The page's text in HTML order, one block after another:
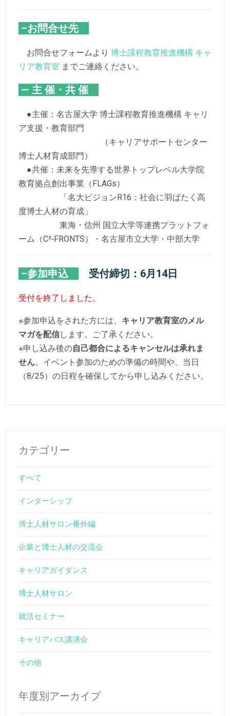
–お問合せ先
お問合せフォームより 博士課程教育推進機構 キャ
リア教育室 までご連絡ください。
— 主 催・共 催
●主催：名古屋大学 博士課程教育推進機構 キャリ
ア支援・教育部門
（キャリアサポートセンター
博士人材育成部門）
●共催：未来を先導する世界トップレベル大学院
教育拠点創出事業（FLAGs）
「名大ビジョンR16：社会に羽ばたく高
度博士人材の育成」
東海・信州 国立大学等連携プラットフォ
ーム（C²‐FRONTS）・名古屋市立大学・中部大学
–参加申込 受付締切：6月14日
受付を終了しました。
※参加申込をされた方には、 キャリア教育室のメル
マガを配信します。ご了承ください。
※申し込み後の自己都合によるキャンセルは承れま
せん。イベント参加のための準備の時間や、当日
（8/25）の日程を確保してから申し込みください。
カテゴリー
すべて
インターシップ
博士人材サロン番外編
企業と博士人材の交流会
キャリアガイダンス
博士人材サロン
就活セミナー
キャリアパス講演会
その他
年度別アーカイブ